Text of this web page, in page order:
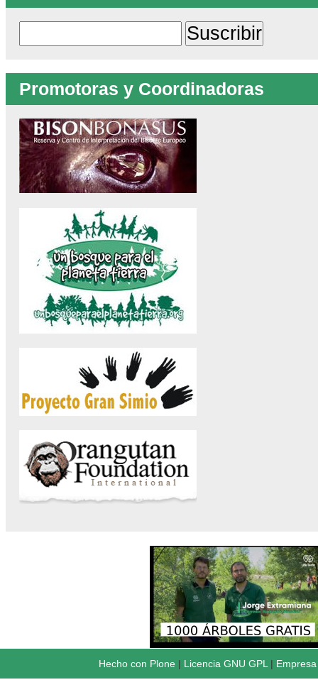
Promotoras y Coordinadoras
Hecho con Plone| Licencia GNU GPL |